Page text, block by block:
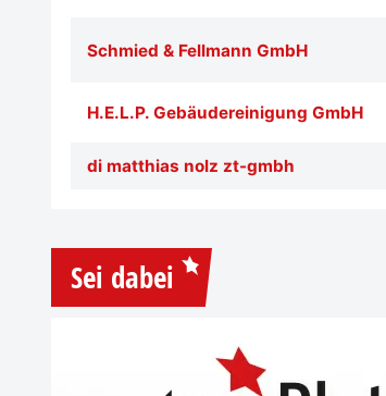
Schmied & Fellmann GmbH
H.E.L.P. Gebäudereinigung GmbH
di matthias nolz zt-gmbh
Sei dabei